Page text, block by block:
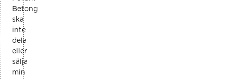
Betong
ska
inte
dela
eller
sälja
min